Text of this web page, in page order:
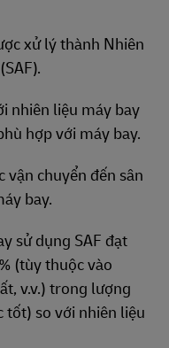
xử lý thành Nhiên
nhiên liệu máy bay
hợp với máy bay.
vận chuyển đến sân
bay.
sử dụng SAF đạt
(tùy thuộc vào
v.v.) trong lượng
tốt) so với nhiên liệu